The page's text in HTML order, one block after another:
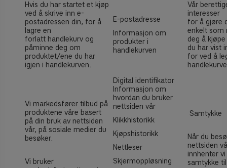
Hvis du har startet et kjøp
ved å skrive inn e-
postadressen din, for å
lagre en
forlatt handlekurv og
påminne deg om
produktet/ene du har
igjen i handlekurven.
E-postadresse
Informasjon om
produkter i
handlekurven
Vår
interesser
for å gjøre
enkelt som
deg å
du har vist
for ved å
Vi markedsfører tilbud på
produktene våre basert
på din bruk av nettsiden
vår, på sosiale medier du
besøker.
Vi bruker
Digital identifikator
Informasjon om
hvordan du bruker
nettsiden vår
Klikkhistorikk
Kjøpshistorikk
Nettleser
Skjermoppløsning
Samtykke
Når du
nettsiden
innhenter
samtykke